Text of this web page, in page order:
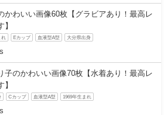
かわいい画像60枚【グラビアあり！最高レ
】
Eカップ 血液型A型 大分県出身
子のかわいい画像70枚【水着あり！最高レ
】
Cカップ 血液型A型 1969年生まれ